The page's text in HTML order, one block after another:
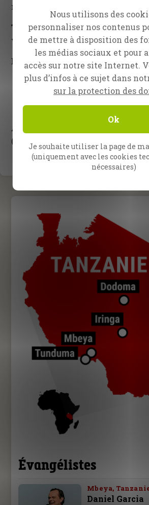
moisson pendant qu’il fait encore
Tout ceci est possible grâce à
vous !
Bien à vous dans la moisson,
Daniel Kolenda, évangéliste
(avec Peter Vandenberg et toute
Évangélistes
Mbeya,
Daniel Garcia
Nous utilisons des
personnaliser nos contenus
de mettre à disposition des
les médias sociaux et pour
accès sur notre site Internet.
plus d’infos à ce sujet dans
sur la protection des
Ok
Je souhaite utiliser la page de
(uniquement avec les cookies
nécessaires)